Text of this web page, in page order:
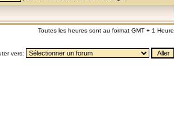
Toutes les heures sont au format GMT + 1 Heure
vers: